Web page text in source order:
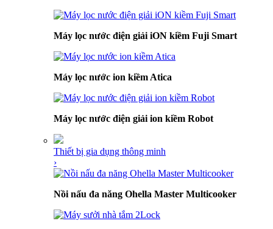
Máy lọc nước điện giải iON kiềm Fuji Smart
Máy lọc nước ion kiềm Atica
Máy lọc nước điện giải ion kiềm Robot
Thiết bị gia dụng thông minh
›
Nồi nấu đa năng Ohella Master Multicooker